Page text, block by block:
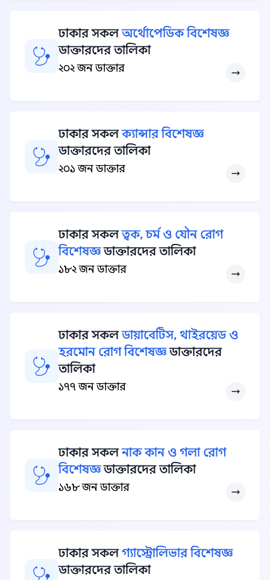
ঢাকার সকলঅর্থোপেডিক বিশেষজ্ঞ
ডাক্তারদের তালিকা
২০২ জন ডাক্তার
ঢাকার সকলক্যান্সার বিশেষজ্ঞ
ডাক্তারদের তালিকা
২০১ জন ডাক্তার
ঢাকার সকলত্বক, চর্ম ও যৌন রোগ
বিশেষজ্ঞডাক্তারদের তালিকা
১৮২ জন ডাক্তার
ঢাকার সকলডায়াবেটিস, থাইরয়েড ও
হরমোন রোগ বিশেষজ্ঞডাক্তারদের
তালিকা
১৭৭ জন ডাক্তার
ঢাকার সকলনাক কান ও গলা রোগ
বিশেষজ্ঞডাক্তারদের তালিকা
১৬৮ জন ডাক্তার
ঢাকার সকলগ্যাস্ট্রোলিভার বিশেষজ্ঞ
ডাক্তারদের তালিকা